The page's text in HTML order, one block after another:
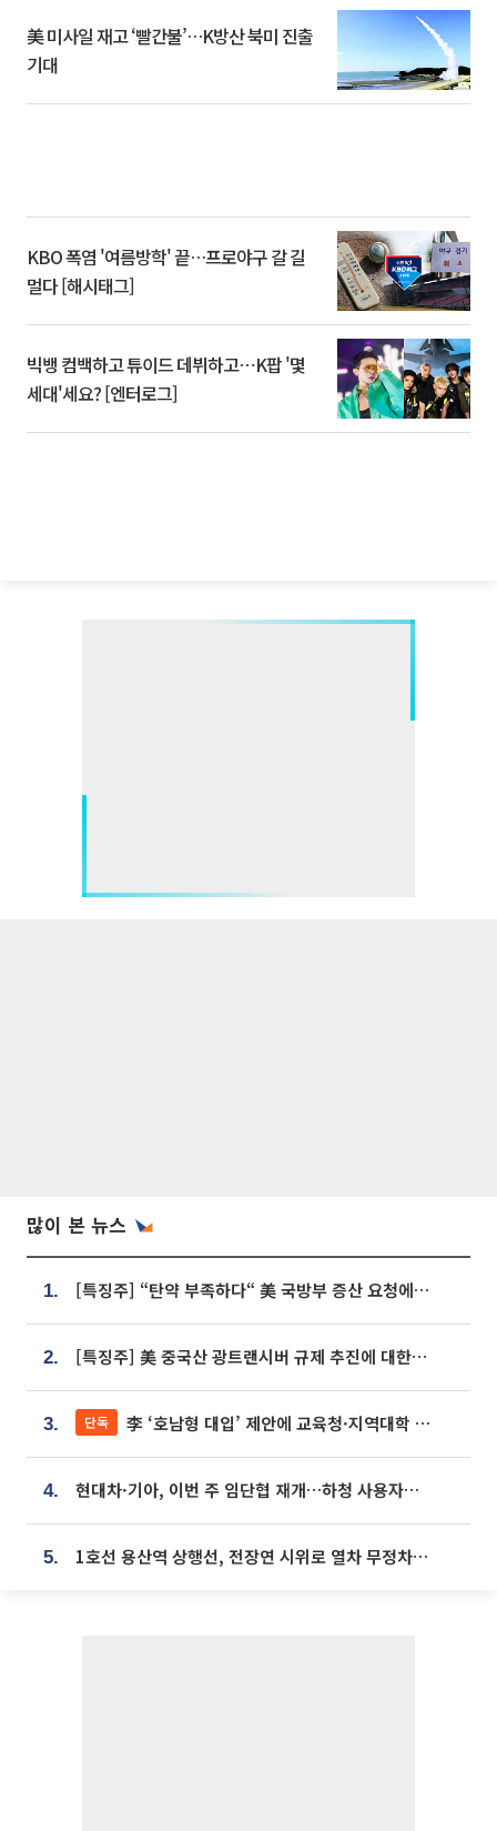
美 미사일 재고 ‘빨간불’…K방산 북미 진출
기대
KBO 폭염 '여름방학' 끝…프로야구 갈 길
멀다 [해시태그]
빅뱅 컴백하고 튜이드 데뷔하고⋯K팝 '몇
세대'세요? [엔터로그]
많이 본 뉴스
1. [특징주] “탄약 부족하다“ 美 국방부 증산 요청에⋯국내 방산주 급등세
2. [특징주] 美 중국산 광트랜시버 규제 추진에 대한광통신 등 광통신株 강세
3. 단독 李 ‘호남형 대입’ 제안에 교육청·지역대학 서·논술형 입시 연계 '착수'
4. 현대차·기아, 이번 주 임단협 재개…하청 사용자성 재심도 ‘변수’
5. 1호선 용산역 상행선, 전장연 시위로 열차 무정차 운행